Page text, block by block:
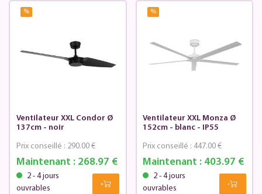
%
Ventilateur XXL Condor Ø
137cm - noir
Maintenant :268.97 €
Prix conseillé : 290.00 €
2 - 4 jours
ouvrables
%
Ventilateur XXL Monza Ø
152cm - blanc - IP55
Maintenant : 403.97 €
Prix conseillé : 447.00 €
2 - 4 jours
ouvrables